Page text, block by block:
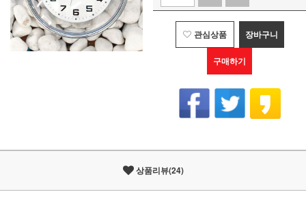
관심상품 장바구니
구매하기
상품리뷰(24)